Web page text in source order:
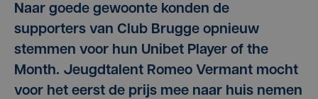
Naar goede gewoonte konden de
supporters van Club Brugge opnieuw
stemmen voor hun Unibet Player of the
Month. Jeugdtalent Romeo Vermant mocht
voor het eerst de prijs mee naar huis nemen